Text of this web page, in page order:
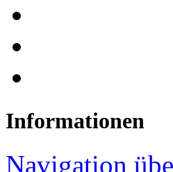
Informationen
Navigation